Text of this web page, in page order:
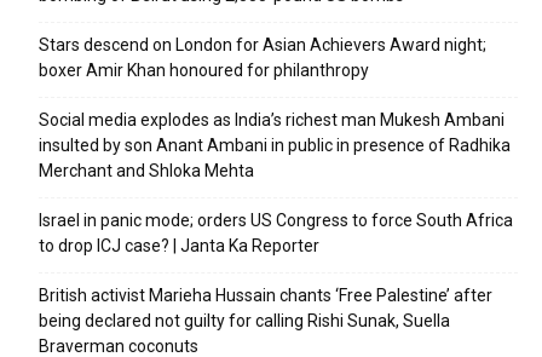
Stars descend on London for Asian Achievers Award night;
boxer Amir Khan honoured for philanthropy
Social media explodes as India’s richest man Mukesh Ambani
insulted by son Anant Ambani in public in presence of Radhika
Merchant and Shloka Mehta
Israel in panic mode; orders US Congress to force South Africa
to drop ICJ case? | Janta Ka Reporter
British activist Marieha Hussain chants ‘Free Palestine’ after
being declared not guilty for calling Rishi Sunak, Suella
Braverman coconuts